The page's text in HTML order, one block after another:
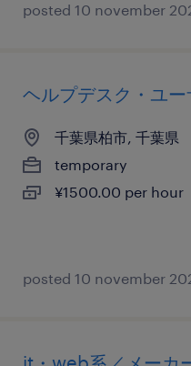
posted 10 november
ヘルプデスク・ユー
千葉県柏市, 千葉県
temporary
¥1500.00 per hour
posted 10 november